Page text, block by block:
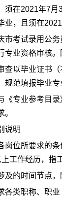
须在2021年7月
业，且须在
市考试录用公
专业资格审核
查以毕业证书
规范填报毕业专
《专业参考目
。
说明
岗位所要求的条
工作经历，指
及的时间节点，
各类职称、职